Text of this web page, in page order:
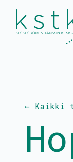
Uutiset
← Kaikki